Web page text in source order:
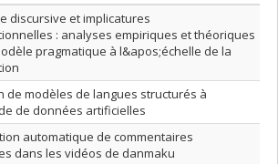
discursive et implicatures
: analyses empiriques et théoriques
pragmatique à l&apos;échelle de la
de modèles de langues structurés à
de données artificielles
automatique de commentaires
dans les vidéos de danmaku